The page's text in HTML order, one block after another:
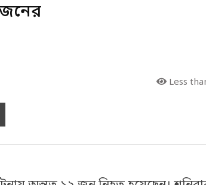
জনের
Less